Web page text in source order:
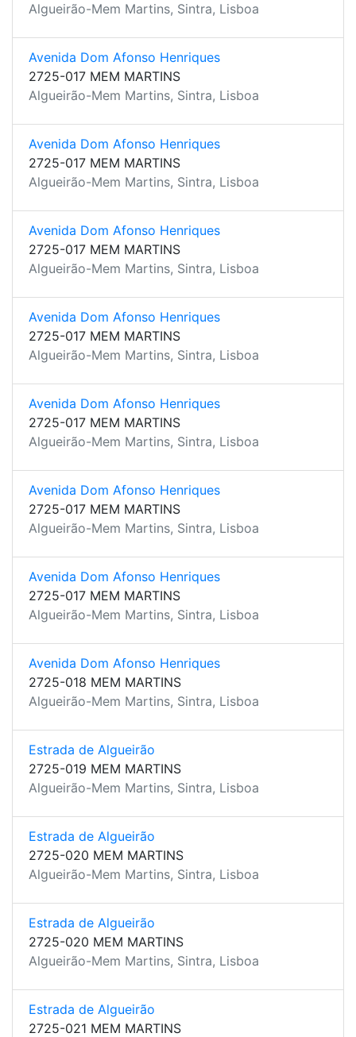
Algueirão-Mem Martins, Sintra, Lisboa
Avenida Dom Afonso Henriques
2725-017 MEM MARTINS
Algueirão-Mem Martins, Sintra, Lisboa
Avenida Dom Afonso Henriques
2725-017 MEM MARTINS
Algueirão-Mem Martins, Sintra, Lisboa
Avenida Dom Afonso Henriques
2725-017 MEM MARTINS
Algueirão-Mem Martins, Sintra, Lisboa
Avenida Dom Afonso Henriques
2725-017 MEM MARTINS
Algueirão-Mem Martins, Sintra, Lisboa
Avenida Dom Afonso Henriques
2725-017 MEM MARTINS
Algueirão-Mem Martins, Sintra, Lisboa
Avenida Dom Afonso Henriques
2725-017 MEM MARTINS
Algueirão-Mem Martins, Sintra, Lisboa
Avenida Dom Afonso Henriques
2725-017 MEM MARTINS
Algueirão-Mem Martins, Sintra, Lisboa
Avenida Dom Afonso Henriques
2725-018 MEM MARTINS
Algueirão-Mem Martins, Sintra, Lisboa
Estrada de Algueirão
2725-019 MEM MARTINS
Algueirão-Mem Martins, Sintra, Lisboa
Estrada de Algueirão
2725-020 MEM MARTINS
Algueirão-Mem Martins, Sintra, Lisboa
Estrada de Algueirão
2725-020 MEM MARTINS
Algueirão-Mem Martins, Sintra, Lisboa
Estrada de Algueirão
2725-021 MEM MARTINS